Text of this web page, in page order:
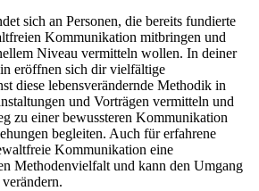
sich an Personen, die bereits fundierte
Kommunikation mitbringen und
Niveau vermitteln wollen. In deiner
eröffnen sich dir vielfältige
diese lebensverändernde Methodik in
und Vorträgen vermitteln und
zu einer bewussteren Kommunikation
begleiten. Auch für erfahrene
Kommunikation eine
Methodenvielfalt und kann den Umgang